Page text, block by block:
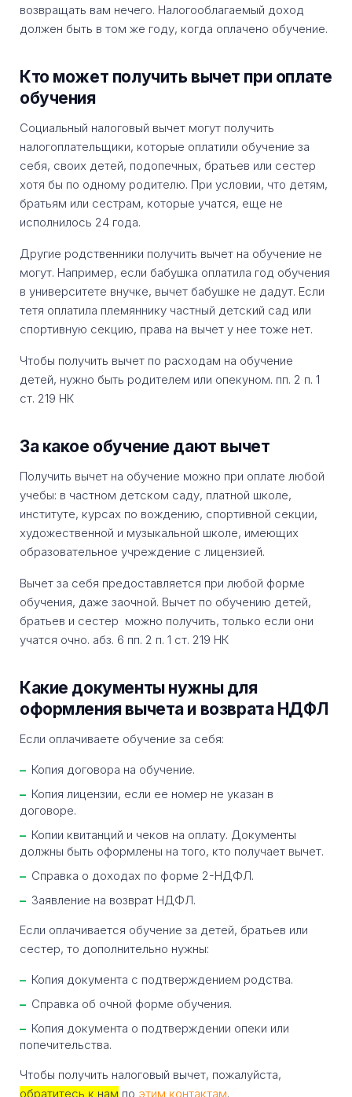
возвращать вам нечего. Налогооблагаемый доход
должен быть в том же году, когда оплачено обучение.
Кто может получить вычет при оплате
обучения
Социальный налоговый вычет могут получить
налогоплательщики, которые оплатили обучение за
себя, своих детей, подопечных, братьев или сестер
хотя бы по одному родителю. При условии, что детям,
братьям или сестрам, которые учатся, еще не
исполнилось 24 года.
Другие родственники получить вычет на обучение не
могут. Например, если бабушка оплатила год обучения
в университете внучке, вычет бабушке не дадут. Если
тетя оплатила племяннику частный детский сад или
спортивную секцию, права на вычет у нее тоже нет.
Чтобы получить вычет по расходам на обучение
детей, нужно быть родителем или опекуном. пп. 2 п. 1
ст. 219 НК
За какое обучение дают вычет
Получить вычет на обучение можно при оплате любой
учебы: в частном детском саду, платной школе,
институте, курсах по вождению, спортивной секции,
художественной и музыкальной школе, имеющих
образовательное учреждение с лицензией.
Вычет за себя предоставляется при любой форме
обучения, даже заочной. Вычет по обучению детей,
братьев и сестер можно получить, только если они
учатся очно. абз. 6 пп. 2 п. 1 ст. 219 НК
Какие документы нужны для
оформления вычета и возврата НДФЛ
Если оплачиваете обучение за себя:
Копия договора на обучение.
Копия лицензии, если ее номер не указан в
договоре.
Копии квитанций и чеков на оплату. Документы
должны быть оформлены на того, кто получает вычет.
Справка о доходах по форме 2-НДФЛ.
Заявление на возврат НДФЛ.
Если оплачивается обучение за детей, братьев или
сестер, то дополнительно нужны:
Копия документа с подтверждением родства.
Справка об очной форме обучения.
Копия документа о подтверждении опеки или
попечительства.
Чтобы получить налоговый вычет, пожалуйста,
обратитесь к нам по этим контактам.